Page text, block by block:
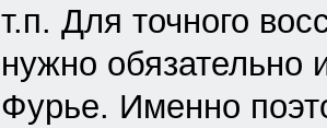
т.п. Для точного
нужно обязательно
Фурье. Именно